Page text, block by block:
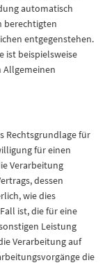
automatisch
berechtigten
entgegenstehen.
ist beispielsweise
Allgemeinen
Rechtsgrundlage für
für einen
Verarbeitung
dessen
wie dies
ist, die für eine
Leistung
Verarbeitung auf
die